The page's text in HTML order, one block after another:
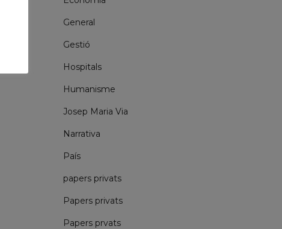
General
Gestió
Hospitals
Humanisme
Josep Maria Via
Narrativa
País
papers privats
Papers privats
Papers prvats